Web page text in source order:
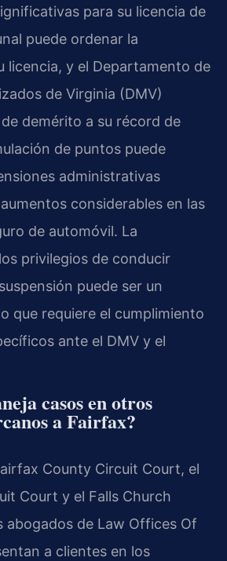
para su licencia de
puede ordenar la
licencia, y el Departamento de
de Virginia (DMV)
demérito a su récord de
de puntos puede
administrativas
considerables en las
de automóvil. La
privilegios de conducir
puede ser un
que requiere el cumplimiento
ante el DMV y el
casos en otros
a Fairfax?
County Circuit Court, el
Court y el Falls Church
abogados de Law Offices Of
a clientes en los